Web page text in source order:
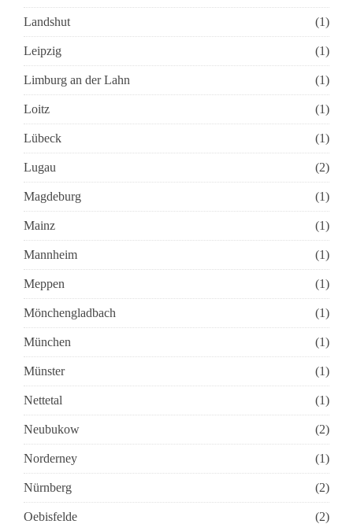
Landshut (1)
Leipzig (1)
Limburg an der Lahn (1)
Loitz (1)
Lübeck (1)
Lugau (2)
Magdeburg (1)
Mainz (1)
Mannheim (1)
Meppen (1)
Mönchengladbach (1)
München (1)
Münster (1)
Nettetal (1)
Neubukow (2)
Norderney (1)
Nürnberg (2)
Oebisfelde (2)